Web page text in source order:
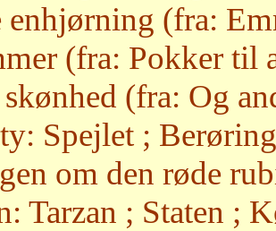
(fra:
(fra: Pokker til
(fra: Og
Spejlet ;
om den røde
Tarzan ; Staten ;